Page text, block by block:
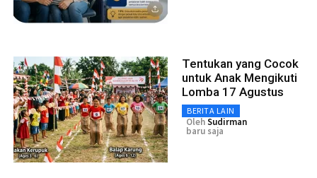
Tentukan yang Cocok
untuk Anak Mengikuti
Lomba 17 Agustus
BERITA LAIN
OlehSudirman
baru saja